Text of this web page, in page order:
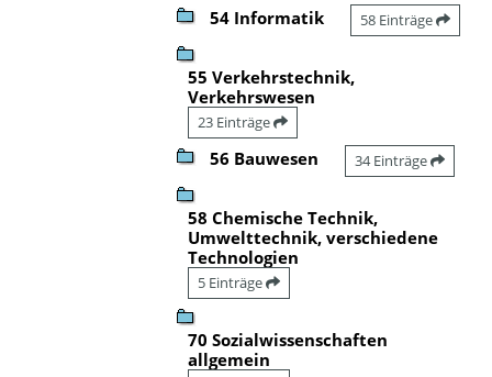
54 Informatik 58 Einträge
55 Verkehrstechnik,
Verkehrswesen
23 Einträge
56 Bauwesen 34 Einträge
58 Chemische Technik,
Umwelttechnik, verschiedene
Technologien
5 Einträge
70 Sozialwissenschaften
allgemein